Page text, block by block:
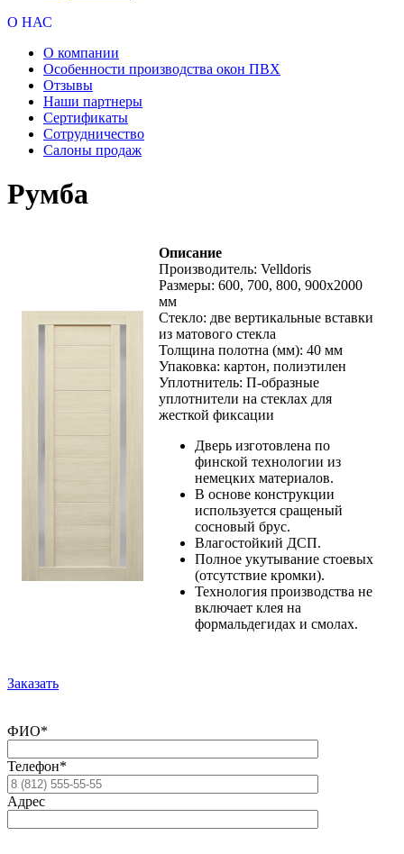
О НАС
О компании
Особенности производства окон ПВХ
Отзывы
Наши партнеры
Сертификаты
Сотрудничество
Салоны продаж
Румба
Описание
Производитель: Velldoris
Размеры: 600, 700, 800, 900х2000
мм
Стекло: две вертикальные вставки
из матового стекла
Толщина полотна (мм): 40 мм
Упаковка: картон, полиэтилен
Уплотнитель: П-образные
уплотнители на стеклах для
жесткой фиксации
Дверь изготовлена по
финской технологии из
немецких материалов.
В основе конструкции
используется сращеный
сосновый брус.
Влагостойкий ДСП.
Полное укутывание стоевых
(отсутствие кромки).
Технология производства не
включает клея на
формальдегидах и смолах.
Заказать
ФИО*
Телефон*
Адрес